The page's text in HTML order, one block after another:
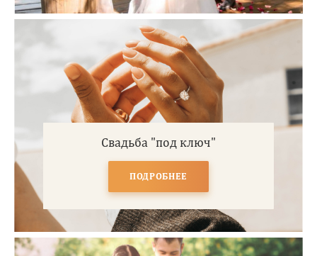
Свадьба "под ключ"
ПОДРОБНЕЕ